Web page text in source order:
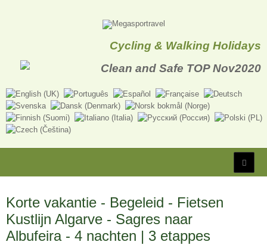
Cycling & Walking Holidays
Korte vakantie - Begeleid - Fietsen
Kustlijn Algarve - Sagres naar
Albufeira - 4 nachten | 3 etappes